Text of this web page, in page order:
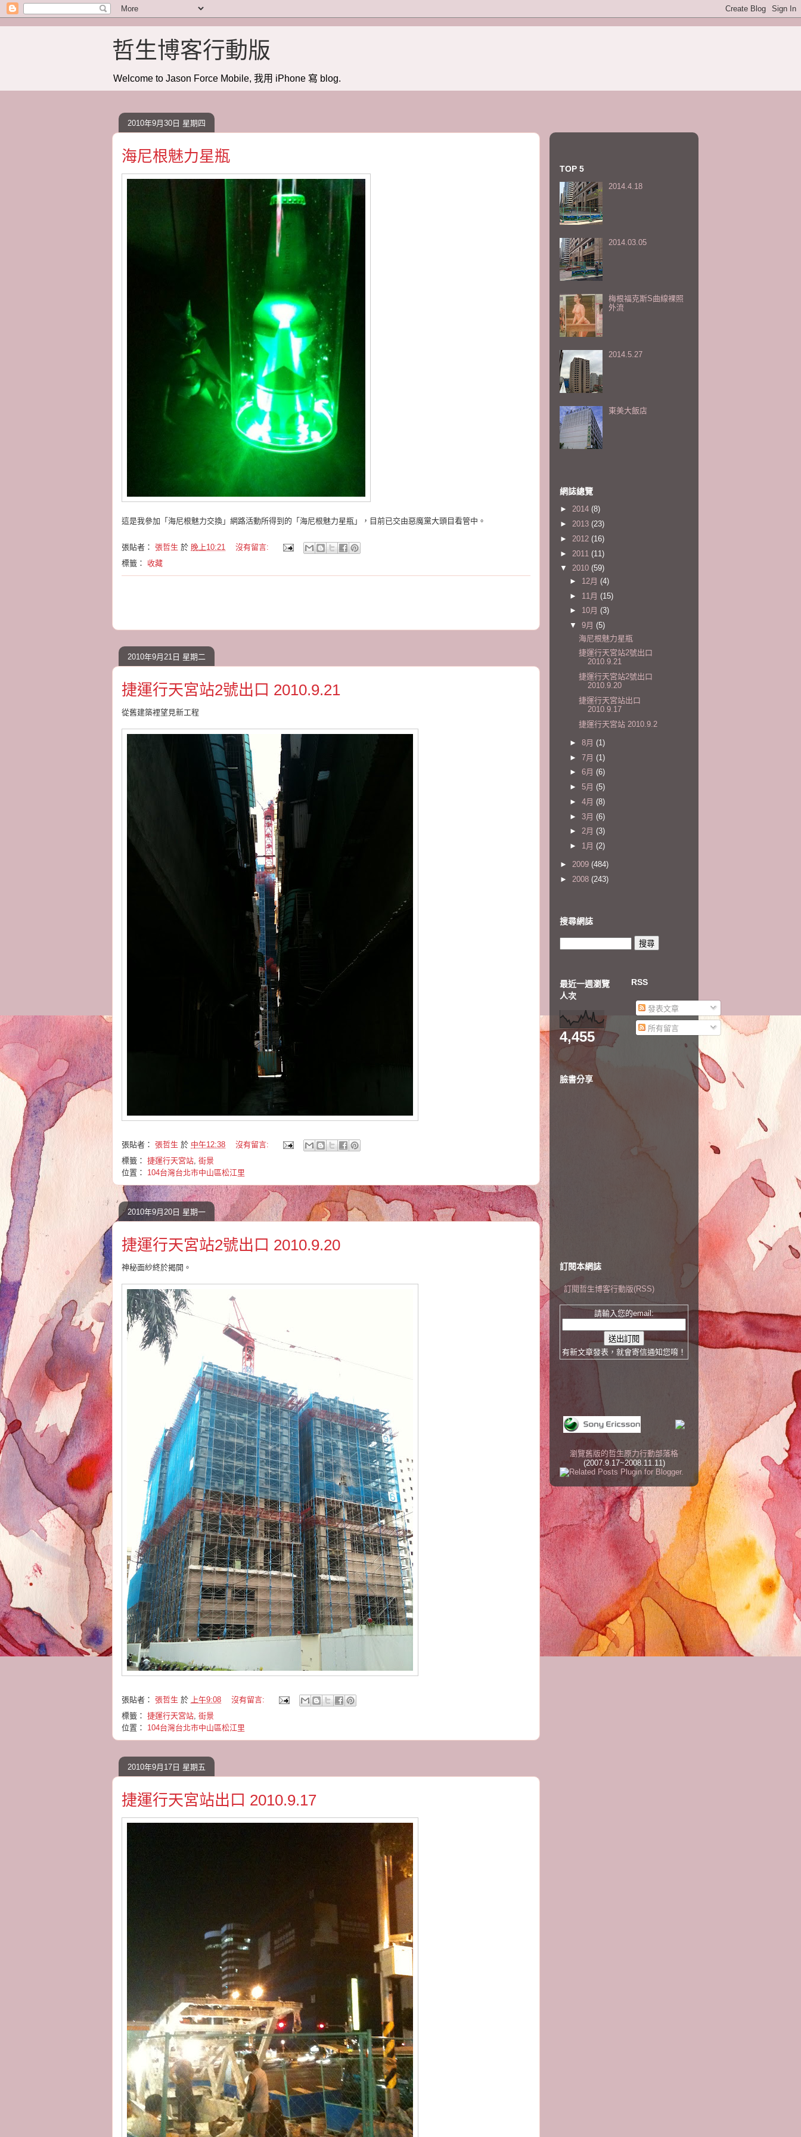
哲生博客行動版
Welcome to Jason Force Mobile, 我用 iPhone 寫 blog.
2010年9月30日 星期四
海尼根魅力星瓶
這是我參加「海尼根魅力交換」網路活動所得到的「海尼根魅力星瓶」，目前已交由惡魔黨大頭目看管中。
張貼者： 張哲生 於 晚上10:21
沒有留言:
標籤： 收藏
2010年9月21日 星期二
捷運行天宮站2號出口 2010.9.21
從舊建築裡望見新工程
張貼者： 張哲生 於 中午12:38
沒有留言:
標籤： 捷運行天宮站, 街景
位置： 104台灣台北市中山區松江里
2010年9月20日 星期一
捷運行天宮站2號出口 2010.9.20
神秘面紗終於揭開。
張貼者： 張哲生 於 上午9:08
沒有留言:
標籤： 捷運行天宮站, 街景
位置： 104台灣台北市中山區松江里
2010年9月17日 星期五
捷運行天宮站出口 2010.9.17
TOP 5
2014.4.18
2014.03.05
梅根福克斯S曲線裸照
外流
2014.5.27
東美大飯店
網誌總覽
► 2014 (8)
► 2013 (23)
► 2012 (16)
► 2011 (11)
▼ 2010 (59)
► 12月 (4)
► 11月 (15)
► 10月 (3)
▼ 9月 (5)
海尼根魅力星瓶
捷運行天宮站2號出口
2010.9.21
捷運行天宮站2號出口
2010.9.20
捷運行天宮站出口
2010.9.17
捷運行天宮站 2010.9.2
► 8月 (1)
► 7月 (1)
► 6月 (6)
► 5月 (5)
► 4月 (8)
► 3月 (6)
► 2月 (3)
► 1月 (2)
► 2009 (484)
► 2008 (243)
搜尋網誌
最近一週瀏覽
人次
4,455
RSS
發表文章
所有留言
臉書分享
訂閱本網誌
訂閱哲生博客行動版(RSS)
請輸入您的email:
有新文章發表，就會寄信通知您唷！
瀏覽舊版的哲生原力行動部落格
(2007.9.17~2008.11.11)